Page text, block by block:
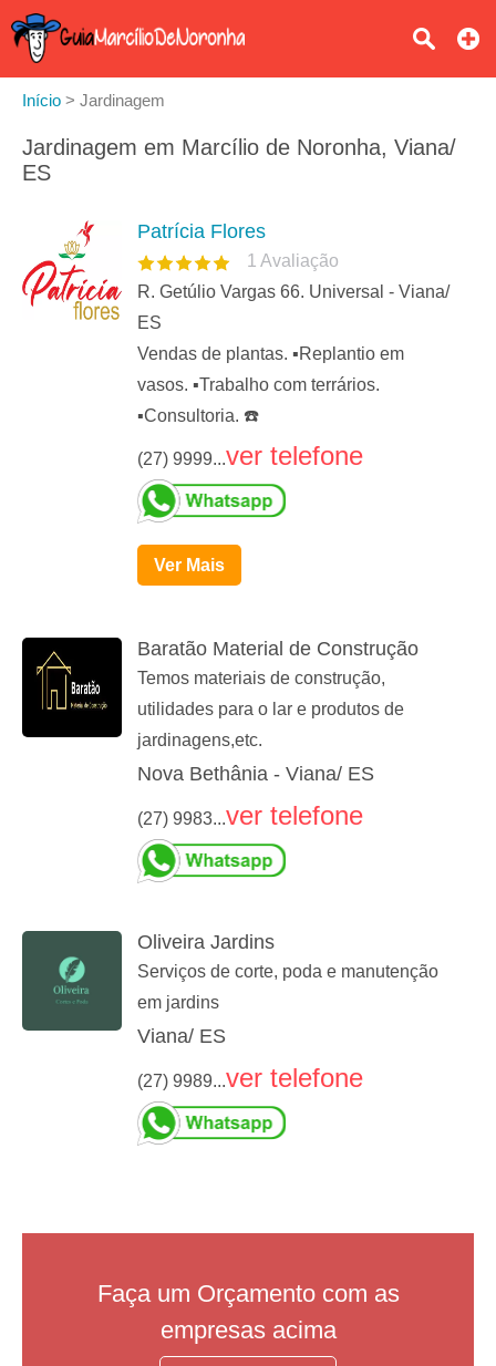
Início > Jardinagem
Jardinagem em Marcílio de Noronha, Viana/
ES
Patrícia Flores
1 Avaliação
R. Getúlio Vargas 66. Universal - Viana/
ES
Vendas de plantas. ▪️Replantio em
vasos. ▪️Trabalho com terrários.
▪️Consultoria. ☎️
(27) 9999...ver telefone
Ver Mais
Baratão Material de Construção
Temos materiais de construção,
utilidades para o lar e produtos de
jardinagens,etc.
Nova Bethânia - Viana/ ES
(27) 9983...ver telefone
Oliveira Jardins
Serviços de corte, poda e manutenção
em jardins
Viana/ ES
(27) 9989...ver telefone
Faça um Orçamento com as
empresas acima